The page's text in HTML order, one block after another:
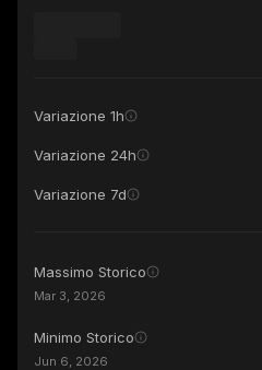
Variazione 1h
Variazione 24h
Variazione 7d
Massimo Storico
Mar 3, 2026
Minimo Storico
Jun 6, 2026